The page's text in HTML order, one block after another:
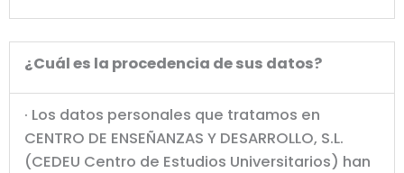
¿Cuál es la procedencia de sus datos?
· Los datos personales que tratamos en
CENTRO DE ENSEÑANZAS Y DESARROLLO, S.L.
(CEDEU Centro de Estudios Universitarios) han